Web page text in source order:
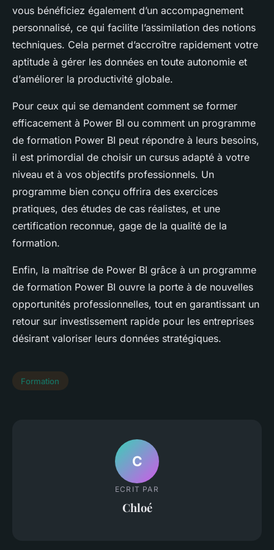
vous bénéficiez également d’un accompagnement
personnalisé, ce qui facilite l’assimilation des notions
techniques. Cela permet d’accroître rapidement votre
aptitude à gérer les données en toute autonomie et
d’améliorer la productivité globale.
Pour ceux qui se demandent comment se former
efficacement à Power BI ou comment un programme
de formation Power BI peut répondre à leurs besoins,
il est primordial de choisir un cursus adapté à votre
niveau et à vos objectifs professionnels. Un
programme bien conçu offrira des exercices
pratiques, des études de cas réalistes, et une
certification reconnue, gage de la qualité de la
formation.
Enfin, la maîtrise de Power BI grâce à un programme
de formation Power BI ouvre la porte à de nouvelles
opportunités professionnelles, tout en garantissant un
retour sur investissement rapide pour les entreprises
désirant valoriser leurs données stratégiques.
Formation
C
ECRIT PAR
Chloé